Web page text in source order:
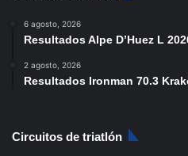
6 agosto, 2026
Resultados Alpe D’Huez L
2 agosto, 2026
Resultados Ironman 70.3
Circuitos de triatlón